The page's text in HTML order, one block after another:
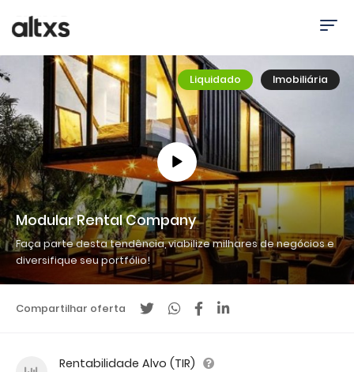
Modular Rental Company
Faça parte desta tendência, viabilize milhares de negócios e
diversifique seu portfólio!
Liquidado Imobiliária
Compartilhar oferta
Rentabilidade Alvo (TIR)